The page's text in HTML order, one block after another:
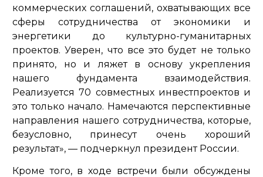
коммерческих соглашений, охватывающих все
сферы сотрудничества от экономики и
энергетики до культурно-гуманитарных
проектов. Уверен, что все это будет не только
принято, но и ляжет в основу укрепления
нашего фундамента взаимодействия.
Реализуется 70 совместных инвестпроектов и
это только начало. Намечаются перспективные
направления нашего сотрудничества, которые,
безусловно, принесут очень хороший
результат», — подчеркнул президент России.
Кроме того, в ходе встречи были обсуждены